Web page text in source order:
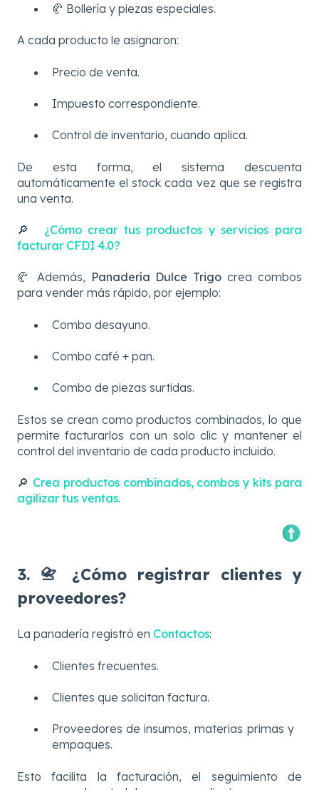
🥐 Bollería y piezas especiales.
A cada producto le asignaron:
Precio de venta.
Impuesto correspondiente.
Control de inventario, cuando aplica.
De esta forma, el sistema descuenta
automáticamente el stock cada vez que se registra
una venta.
🔎 ¿Cómo crear tus productos y servicios para
facturar CFDI 4.0?
🥐 Además, Panadería Dulce Trigo crea combos
para vender más rápido, por ejemplo:
Combo desayuno.
Combo café + pan.
Combo de piezas surtidas.
Estos se crean como productos combinados, lo que
permite facturarlos con un solo clic y mantener el
control del inventario de cada producto incluido.
🔎 Crea productos combinados, combos y kits para
agilizar tus ventas.
3. 📇 ¿Cómo registrar clientes y
proveedores?
La panadería registró en Contactos:
Clientes frecuentes.
Clientes que solicitan factura.
Proveedores de insumos, materias primas y
empaques.
Esto facilita la facturación, el seguimiento de